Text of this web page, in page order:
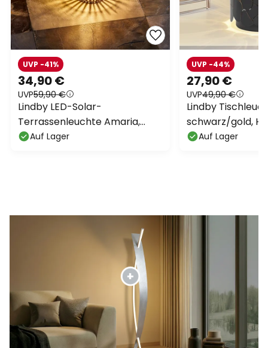
34,90 €
UVP59,90 €
UVP -41%
Lindby LED-Solar-
Terrassenleuchte Amaria,
Bambus, Ø 18 cm
Auf Lager
27,90 €
UVP49,90 €
UVP -44%
Lindby
schwarz/gold,
Auf Lager